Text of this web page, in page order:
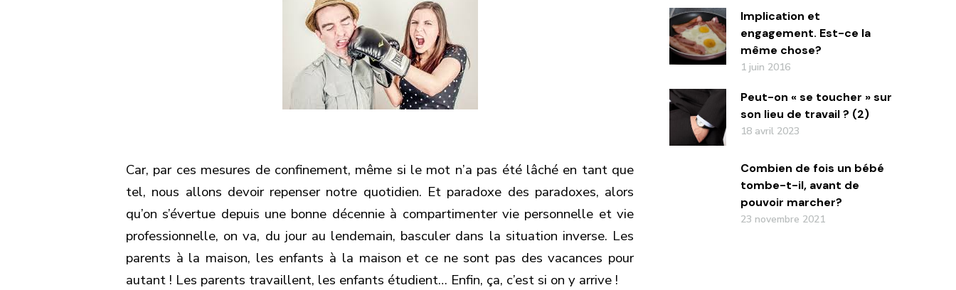
!
3
règles
d’or
pour
s’en
sortir…
Car, par ces mesures de confinement, même si le mot n’a pas été lâché en tant que
tel, nous allons devoir repenser notre quotidien. Et paradoxe des paradoxes, alors
qu’on s’évertue depuis une bonne décennie à compartimenter vie personnelle et vie
professionnelle, on va, du jour au lendemain, basculer dans la situation inverse. Les
parents à la maison, les enfants à la maison et ce ne sont pas des vacances pour
autant ! Les parents travaillent, les enfants étudient… Enfin, ça, c’est si on y arrive !
Implication et
engagement. Est-ce la
même chose?
1 juin 2016
Peut-on « se toucher » sur
son lieu de travail ? (2)
18 avril 2023
Combien de fois un bébé
tombe-t-il, avant de
pouvoir marcher?
23 novembre 2021